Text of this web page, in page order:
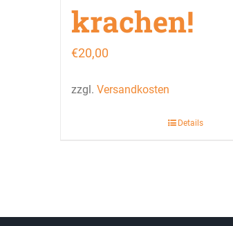
krachen!
€20,00
zzgl. Versandkosten
Details